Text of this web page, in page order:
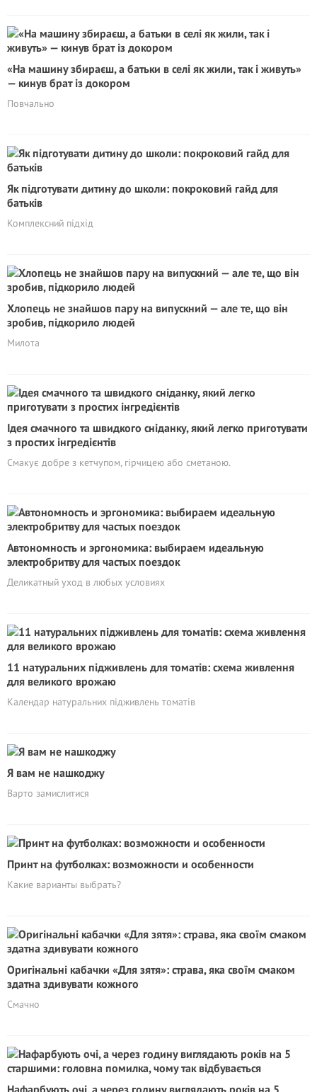
«На машину збираєш, а батьки в селі як жили, так і живуть»
— кинув брат із докором
Повчально
Як підготувати дитину до школи: покроковий гайд для
батьків
Комплексний підхід
Хлопець не знайшов пару на випускний — але те, що він
зробив, підкорило людей
Милота
Ідея смачного та швидкого сніданку, який легко приготувати
з простих інгредієнтів
Смакує добре з кетчупом, гірчицею або сметаною.
Автономность и эргономика: выбираем идеальную
электробритву для частых поездок
Деликатный уход в любых условиях
11 натуральних підживлень для томатів: схема живлення
для великого врожаю
Календар натуральних підживлень томатів
Я вам не нашкоджу
Варто замислитися
Принт на футболках: возможности и особенности
Какие варианты выбрать?
Оригінальні кабачки «Для зятя»: страва, яка своїм смаком
здатна здивувати кожного
Смачно
Нафарбують очі, а через годину виглядають років на 5